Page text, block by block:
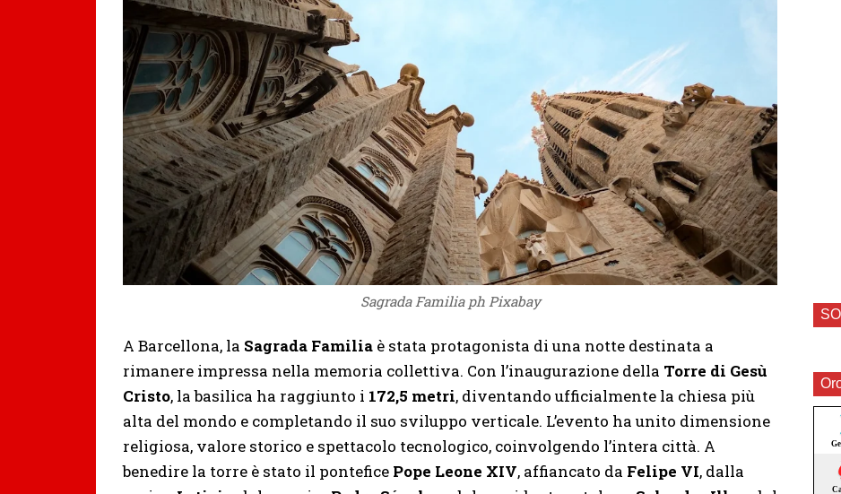
Sagrada Familia ph Pixabay
A Barcellona, la Sagrada Familia è stata protagonista di una notte destinata a
rimanere impressa nella memoria collettiva. Con l’inaugurazione della Torre di Gesù
Cristo, la basilica ha raggiunto i 172,5 metri, diventando ufficialmente la chiesa più
alta del mondo e completando il suo sviluppo verticale. L’evento ha unito dimensione
religiosa, valore storico e spettacolo tecnologico, coinvolgendo l’intera città. A
benedire la torre è stato il pontefice Pope Leone XIV, affiancato da Felipe VI, dalla